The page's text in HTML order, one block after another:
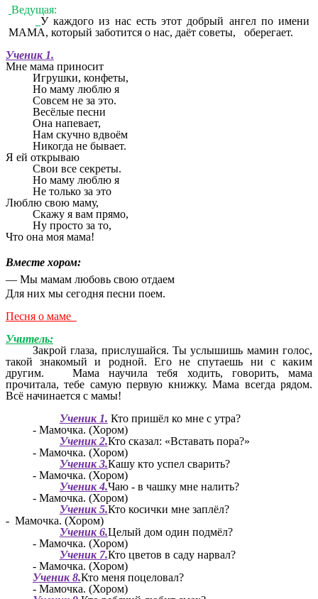
Ведущая:
У каждого из нас есть этот добрый ангел по имени
МАМА, который заботится о нас, даёт советы, оберегает.
Ученик 1.
Мне мама приносит
Игрушки, конфеты,
Но маму люблю я
Совсем не за это.
Весёлые песни
Она напевает,
Нам скучно вдвоём
Никогда не бывает.
Я ей открываю
Свои все секреты.
Но маму люблю я
Не только за это
Люблю свою маму,
Скажу я вам прямо,
Hy просто за то,
Что она моя мама!
Вместе хором:
— Мы мамам любовь свою отдаем
Для них мы сегодня песни поем.
Песня о маме
Учитель:
Закрой глаза, прислушайся. Ты услышишь мамин голос,
такой знакомый и родной. Его не спутаешь ни с каким
другим. Мама научила тебя ходить, говорить, мама
прочитала, тебе самую первую книжку. Мама всегда рядом.
Всё начинается с мамы!
Ученик 1. Кто пришёл ко мне с утра?
- Мамочка. (Хором)
Ученик 2.Кто сказал: «Вставать пора?»
- Мамочка. (Хором)
Ученик 3.Кашу кто успел сварить?
- Мамочка. (Хором)
Ученик 4.Чаю - в чашку мне налить?
- Мамочка. (Хором)
Ученик 5.Кто косички мне заплёл?
- Мамочка. (Хором)
Ученик 6.Целый дом один подмёл?
- Мамочка. (Хором)
Ученик 7.Кто цветов в саду нарвал?
- Мамочка. (Хором)
Ученик 8.Кто меня поцеловал?
- Мамочка. (Хором)